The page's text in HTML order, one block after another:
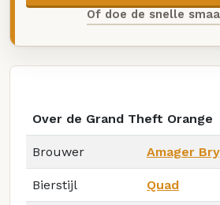
Of doe de snelle
Over de Grand Theft Orange
Brouwer Amager
Bierstijl Quad